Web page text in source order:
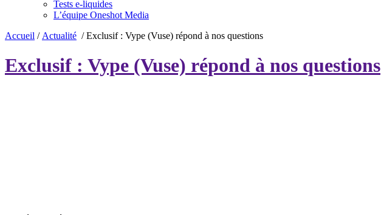
Tests e-liquides
L’équipe Oneshot Media
Accueil / Actualité /Exclusif : Vype (Vuse) répond à nos questions
Exclusif : Vype (Vuse) répond à nos questions